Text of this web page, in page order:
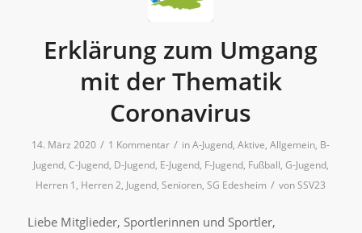
Erklärung zum Umgang
mit der Thematik
Coronavirus
14. März 2020 / 1 Kommentar / inA-Jugend,Aktive,Allgemein, B-
Jugend, C-Jugend, D-Jugend, E-Jugend, F-Jugend, Fußball, G-Jugend,
Herren 1 , Herren 2, Jugend,Senioren,SG Edesheim / vonSSV23
Liebe Mitglieder, Sportlerinnen und Sportler,